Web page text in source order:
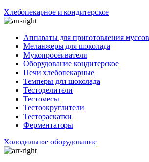
Хлебопекарное и кондитерское
Аппараты для приготовления муссов
Меланжеры для шоколада
Мукопросеиватели
Оборудование кондитерское
Печи хлебопекарные
Темперы для шоколада
Тестоделители
Тестомесы
Тестоокруглители
Тестораскатки
Ферментаторы
Холодильное оборудование